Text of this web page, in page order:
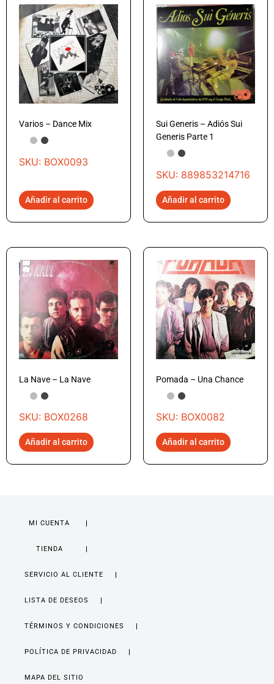
Varios – Dance Mix
SKU: BOX0093
Añadir al carrito
Sui Generis – Adiós Sui
Generis Parte 1
SKU: 889853214716
Añadir al carrito
La Nave – La Nave
SKU: BOX0268
Añadir al carrito
Pomada – Una Chance
SKU: BOX0082
Añadir al carrito
MI CUENTA
TIENDA
SERVICIO AL CLIENTE
LISTA DE DESEOS
TÉRMINOS Y CONDICIONES
POLÍTICA DE PRIVACIDAD
MAPA DEL SITIO